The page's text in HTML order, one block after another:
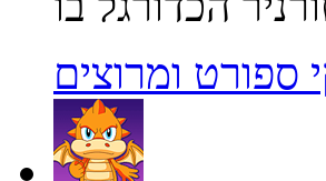
ספורט ומרוצים